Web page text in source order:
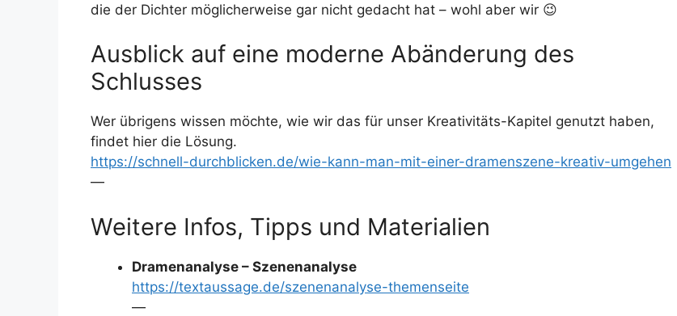
die der Dichter möglicherweise gar nicht gedacht hat – wohl aber wir 😉
Ausblick auf eine moderne Abänderung des
Schlusses
Wer übrigens wissen möchte, wie wir das für unser Kreativitäts-Kapitel genutzt haben,
findet hier die Lösung.
https://schnell-durchblicken.de/wie-kann-man-mit-einer-dramenszene-kreativ-umgehen
—
Weitere Infos, Tipps und Materialien
Dramenanalyse – Szenenanalyse
https://textaussage.de/szenenanalyse-themenseite
—